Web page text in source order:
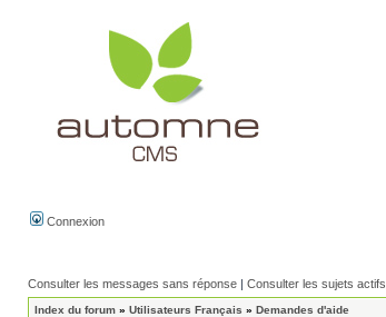
Connexion
Consulter les messages sans réponse | Consulter les sujets actifs
Index du forum » Utilisateurs Français » Demandes d'aide